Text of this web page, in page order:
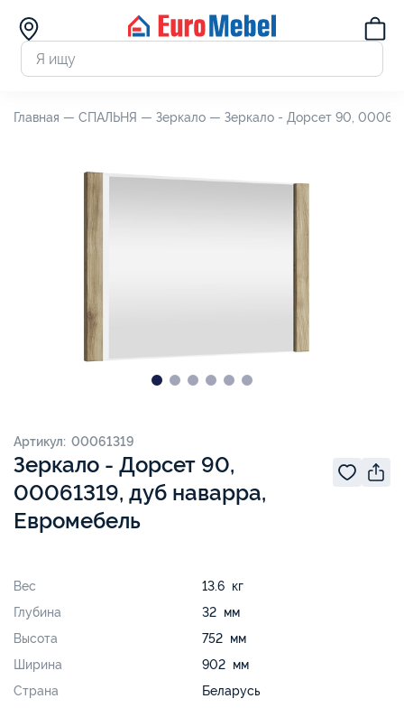
Главная — СПАЛЬНЯ — Зеркало — Зеркало - Дорсет 90,
Зеркало - Дорсет 90,
00061319, дуб наварра,
Евромебель
Артикул: 00061319
Вес
13.6 кг
Глубина
32 мм
Высота
752 мм
Ширина
902 мм
Страна
Беларусь